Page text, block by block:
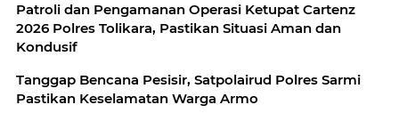
Patroli dan Pengamanan Operasi Ketupat Cartenz
2026 Polres Tolikara, Pastikan Situasi Aman dan
Kondusif
Tanggap Bencana Pesisir, Satpolairud Polres Sarmi
Pastikan Keselamatan Warga Armo